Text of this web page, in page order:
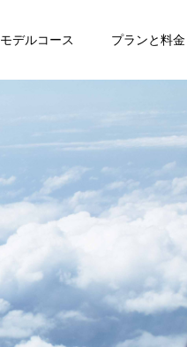
モデルコース プランと料金